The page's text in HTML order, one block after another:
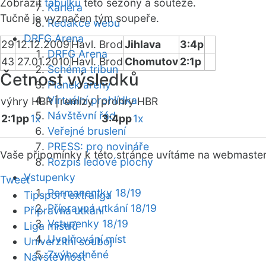
Kariéra
Redakce webu
DRFG Arena
DRFG Arena
Schéma tribun
Plánek areny
Virtuální prohlídka
Návštěvní řád
Veřejné bruslení
PRESS: pro novináře
Rozpis ledové plochy
Vstupenky
Permanentky 18/19
Přípravná utkání 18/19
Vstupenky 18/19
Uvolňování míst
Zvýhodněné
Zobrazit tabulku této sezóny a soutěže.
Tučně je vyznačen tým soupeře.
2912.12.2009Havl. BrodJihlava
3:4p
43 27.01.2010Havl. Brod Chomutov2:1p
Četnost výsledků
výhry HBR |remízy |prohry HBR
2:1pp1x 3:4pp1x
Vaše připomínky k této stránce uvítáme na webmaster
Tweet
Tipsport extraliga
Přípravná utkání
Liga mistrů
Univerzitní souboj
Návštěvnost